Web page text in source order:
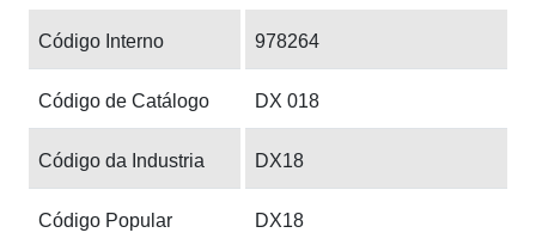
Código Interno 978264
Código de Catálogo DX 018
Código da Industria DX18
Código Popular DX18